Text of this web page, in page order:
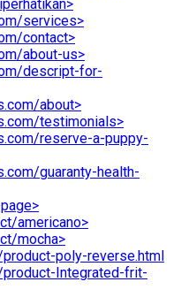
services>
contact>
about-us>
descript-for-
about>
testimonials>
reserve-a-puppy-
guaranty-health-
americano>
mocha>
poly-reverse.html
Integrated-frit-